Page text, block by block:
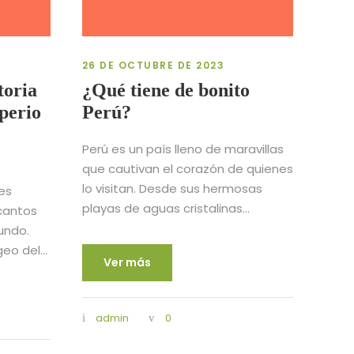
del...
26 DE OCTUBRE DE 2023
¿Qué tiene de bonito
Perú?
Perú es un país lleno de maravillas
que cautivan el corazón de quienes
lo visitan. Desde sus hermosas
playas de aguas cristalinas...
Ver más
admin 0